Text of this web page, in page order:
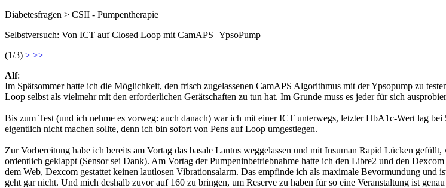
Diabetesfragen > CSII - Pumpentherapie
Selbstversuch: Von ICT auf Closed Loop mit CamAPS+YpsoPump
(1/3) > >>
Alf:
Im Spätsommer hatte ich die Möglichkeit, den frisch zugelassenen CamAPS Algorithmus mit der Ypsopump zu
Loop selbst als vielmehr mit den erforderlichen Gerätschaften zu tun hat. Im Grunde muss es jeder für sich
Bis zum Test (und ich nehme es vorweg: auch danach) war ich mit einer ICT unterwegs, letzter HbA1c-Wert lag
eigentlich nicht machen sollte, denn ich bin sofort von Pens auf Loop umgestiegen.
Zur Vorbereitung habe ich bereits am Vortag das basale Lantus weggelassen und mit Insuman Rapid Lücken
ordentlich geklappt (Sensor sei Dank). Am Vortag der Pumpeninbetriebnahme hatte ich den Libre2 und den
dem Web, Dexcom gestattet keinen lautlosen Vibrationsalarm. Das empfinde ich als maximale Bevormundung
geht gar nicht. Und mich deshalb zuvor auf 160 zu bringen, um Reserve zu haben für so eine Veranstaltung ist